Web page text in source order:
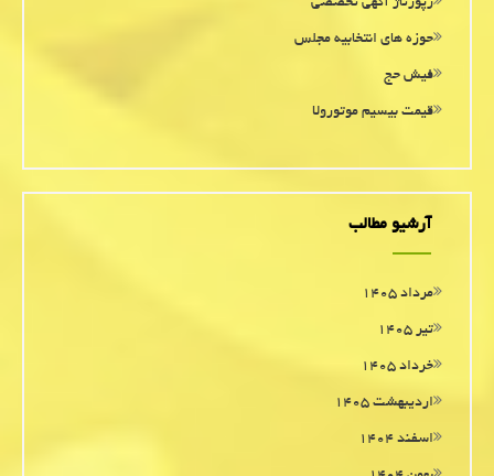
حوزه های انتخابیه مجلس
فیش حج
قیمت بیسیم موتورولا
آرشیو مطالب
مرداد ۱۴۰۵
تیر ۱۴۰۵
خرداد ۱۴۰۵
اردیبهشت ۱۴۰۵
اسفند ۱۴۰۴